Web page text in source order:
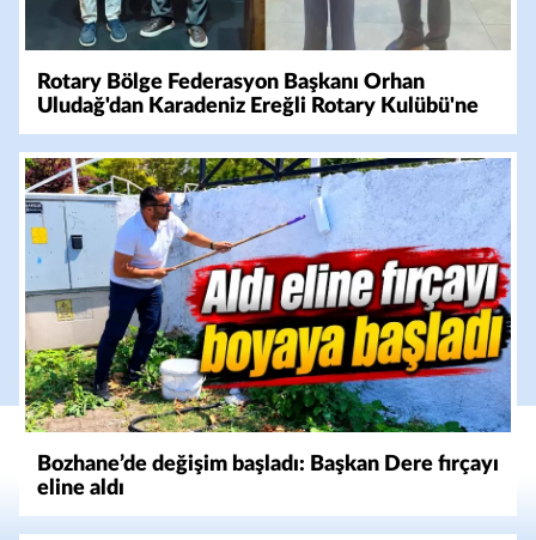
Rotary Bölge Federasyon Başkanı Orhan
Uludağ'dan Karadeniz Ereğli Rotary Kulübü'ne
Ziyaret
Bozhane’de değişim başladı: Başkan Dere fırçayı
eline aldı